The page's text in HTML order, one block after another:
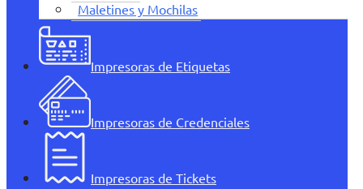
Maletines y Mochilas
Impresoras de Etiquetas
Impresoras de Credenciales
Impresoras de Tickets